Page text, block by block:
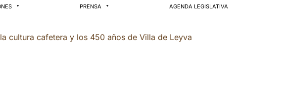
PRENSA AGENDA LEGISLATIVA
cultura cafetera y los 450 años de Villa de Leyva